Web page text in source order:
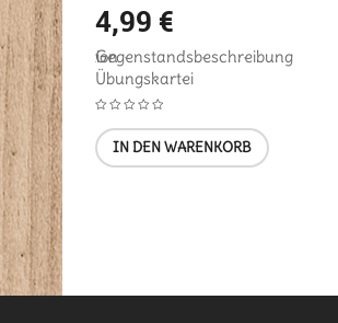
4,99 €
Gegenstandsbeschreibung
Übungskartei
IN DEN WARENKORB